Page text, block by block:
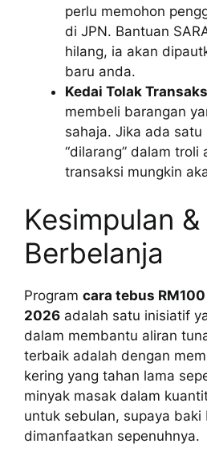
perlu memohon
di JPN. Bantuan
hilang, ia akan
baru anda.
Kedai Tolak
membeli barangan
sahaja. Jika ada satu
“dilarang” dalam troli
transaksi mungkin
Kesimpulan
Berbelanja
Program cara tebus
2026 adalah satu inisiatif
dalam membantu aliran
terbaik adalah dengan
kering yang tahan lama
minyak masak dalam
untuk sebulan, supaya
dimanfaatkan sepenuhnya.